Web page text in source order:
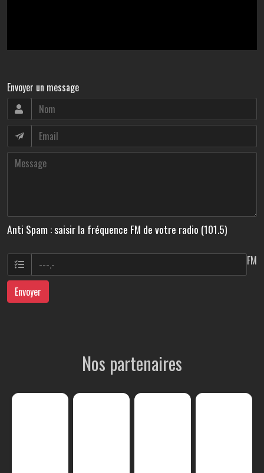
Envoyer un message
Anti Spam : saisir la fréquence FM de votre radio (101.5)
FM
Envoyer
Nos partenaires